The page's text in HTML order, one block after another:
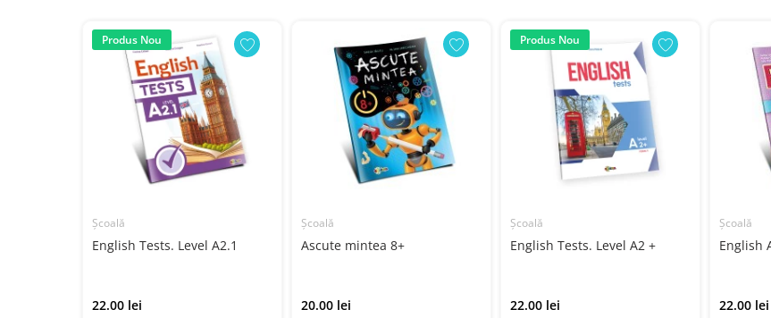
Produs Nou
Școală
English Tests. Level A2.1
22.00 lei
Școală
Ascute mintea 8+
20.00 lei
Produs Nou
Școală
English Tests. Level A2 +
22.00 lei
Școală
English
22.00 lei